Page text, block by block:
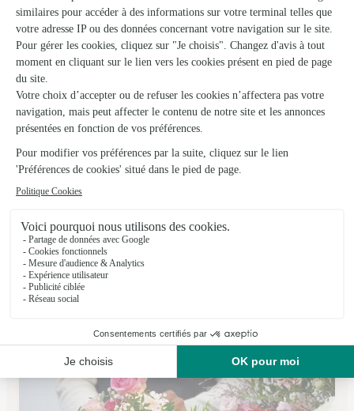
★★★★★4.7 (96)
53, rue Notre-Dame
Voir la boutique
Arum
Morlaix
★★★★★4.7 (69)
1, place de la Barrière